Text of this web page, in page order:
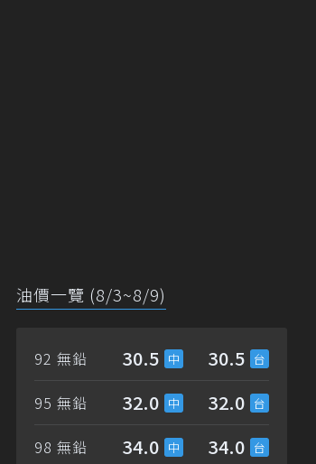
油價一覽 (8/3~8/9)
92 無鉛 30.5 30.5
95 無鉛 32.0 32.0
98 無鉛 34.0 34.0